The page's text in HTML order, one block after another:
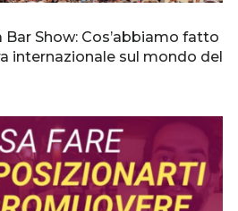
Show: Cos’abbiamo fatto
internazionale sul mondo del